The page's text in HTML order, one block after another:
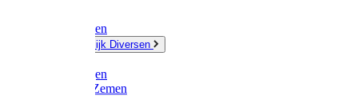
Plasticzakken
Huishoudelijk Diversen
Zaksluitingen
Sponzen / Zemen